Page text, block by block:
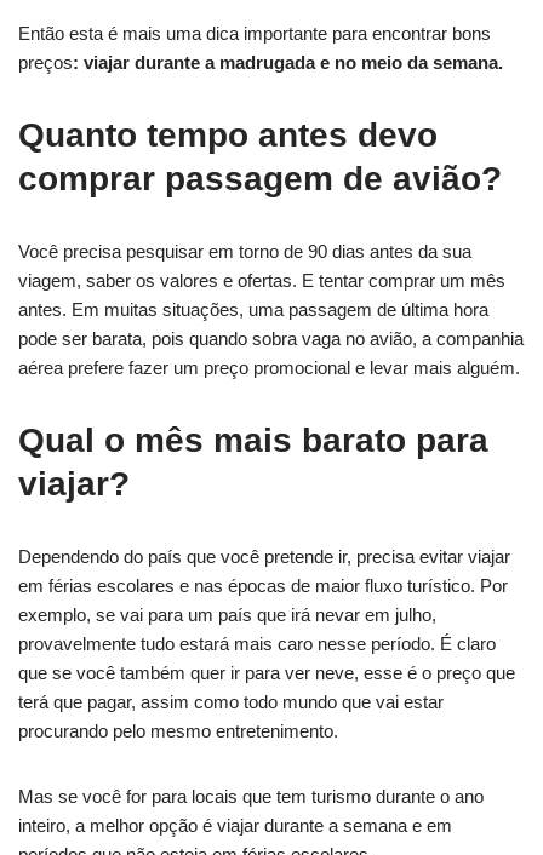
Então esta é mais uma dica importante para encontrar bons
preços: viajar durante a madrugada e no meio da semana.
Quanto tempo antes devo
comprar passagem de avião?
Você precisa pesquisar em torno de 90 dias antes da sua
viagem, saber os valores e ofertas. E tentar comprar um mês
antes. Em muitas situações, uma passagem de última hora
pode ser barata, pois quando sobra vaga no avião, a companhia
aérea prefere fazer um preço promocional e levar mais alguém.
Qual o mês mais barato para
viajar?
Dependendo do país que você pretende ir, precisa evitar viajar
em férias escolares e nas épocas de maior fluxo turístico. Por
exemplo, se vai para um país que irá nevar em julho,
provavelmente tudo estará mais caro nesse período. É claro
que se você também quer ir para ver neve, esse é o preço que
terá que pagar, assim como todo mundo que vai estar
procurando pelo mesmo entretenimento.
Mas se você for para locais que tem turismo durante o ano
inteiro, a melhor opção é viajar durante a semana e em